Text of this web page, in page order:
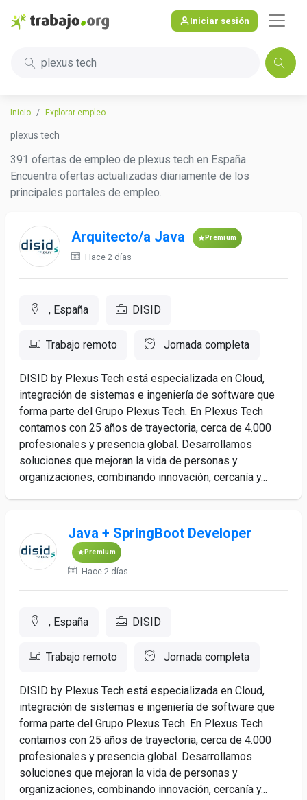
Iniciar sesión
plexus tech
Inicio Explorar empleo
plexus tech
391 ofertas de empleo de plexus tech en España.
Encuentra ofertas actualizadas diariamente de los
principales portales de empleo.
Arquitecto/a Java Premium
Hace 2 días
, España DISID
Trabajo remoto Jornada completa
DISID by Plexus Tech está especializada en Cloud,
integración de sistemas e ingeniería de software que
forma parte del Grupo Plexus Tech. En Plexus Tech
contamos con 25 años de trayectoria, cerca de 4.000
profesionales y presencia global. Desarrollamos
soluciones que mejoran la vida de personas y
organizaciones, combinando innovación, cercanía y...
Java + SpringBoot Developer
Premium
Hace 2 días
, España DISID
Trabajo remoto Jornada completa
DISID by Plexus Tech está especializada en Cloud,
integración de sistemas e ingeniería de software que
forma parte del Grupo Plexus Tech. En Plexus Tech
contamos con 25 años de trayectoria, cerca de 4.000
profesionales y presencia global. Desarrollamos
soluciones que mejoran la vida de personas y
organizaciones, combinando innovación, cercanía y...